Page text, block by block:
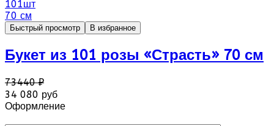
101шт
70 см
Быстрый просмотр В избранное
Букет из 101 розы «Страсть» 70 см
73440 ₽
34 080 руб
Оформление